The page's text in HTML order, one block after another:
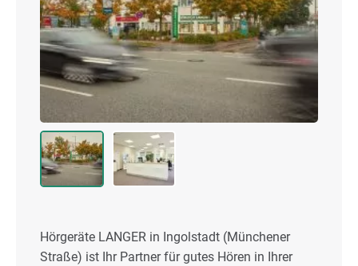
Hörgeräte LANGER in Ingolstadt (Münchener
Straße) ist Ihr Partner für gutes Hören in Ihrer